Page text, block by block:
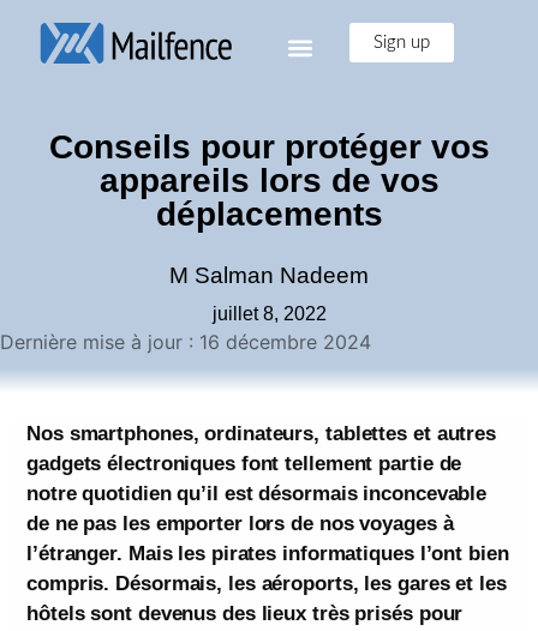
Sign up
Conseils pour protéger vos
appareils lors de vos
déplacements
M Salman Nadeem
juillet 8, 2022
Dernière mise à jour : 16 décembre 2024
Nos smartphones, ordinateurs, tablettes et autres
gadgets électroniques font tellement partie de
notre quotidien qu’il est désormais inconcevable
de ne pas les emporter lors de nos voyages à
l’étranger. Mais les pirates informatiques l’ont bien
compris. Désormais, les aéroports, les gares et les
hôtels sont devenus des lieux très prisés pour